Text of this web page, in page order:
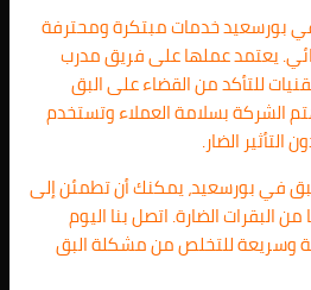
بورسعيد خدمات مبتكرة ومحترفة
يعتمد عملها على فريق مدرب
للتأكد من القضاء على البق
الشركة بسلامة العملاء وتستخدم
التأثير الضار.
في بورسعيد، يمكنك أن تطمئن إلى
البقرات الضارة. اتصل بنا اليوم
وسريعة للتخلص من مشكلة البق